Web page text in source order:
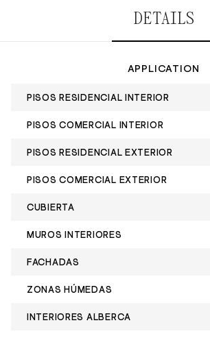
DETAILS
APPLICATION
PISOS RESIDENCIAL INTERIOR
PISOS COMERCIAL INTERIOR
PISOS RESIDENCIAL EXTERIOR
PISOS COMERCIAL EXTERIOR
CUBIERTA
MUROS INTERIORES
FACHADAS
ZONAS HÚMEDAS
INTERIORES ALBERCA